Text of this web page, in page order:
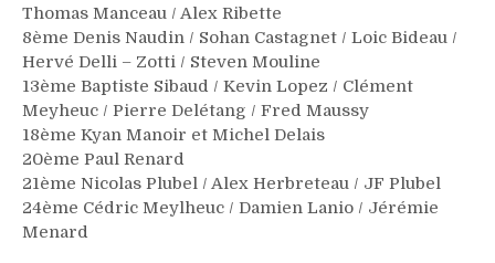
Thomas Manceau / Alex Ribette
8ème Denis Naudin / Sohan Castagnet / Loic Bideau /
Hervé Delli – Zotti / Steven Mouline
13ème Baptiste Sibaud / Kevin Lopez / Clément
Meyheuc / Pierre Delétang / Fred Maussy
18ème Kyan Manoir et Michel Delais
20ème Paul Renard
21ème Nicolas Plubel / Alex Herbreteau / JF Plubel
24ème Cédric Meylheuc / Damien Lanio / Jérémie
Menard